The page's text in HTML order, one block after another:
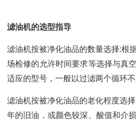
滤油机的选型指导
滤油机按被净化油品的数量选择:根
场检修的允许时间要求等选择与真
适应的型号，一般以过滤两个循环不
滤油机按被净化油品的老化程度选
年的旧油，或颜色较深、酸值和介